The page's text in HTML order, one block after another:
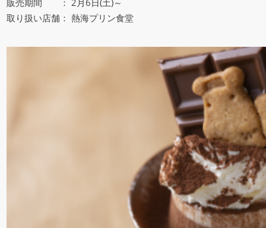
販売期間 ： 2月6日(土)～
取り扱い店舗： 熱海プリン食堂